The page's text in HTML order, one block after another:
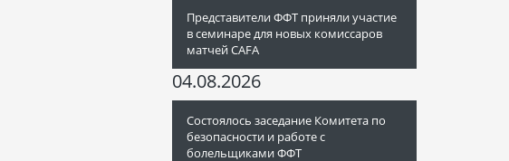
Представители ФФТ приняли участие
в семинаре для новых комиссаров
матчей CAFA
04.08.2026
Состоялось заседание Комитета по
безопасности и работе с
болельщиками ФФТ